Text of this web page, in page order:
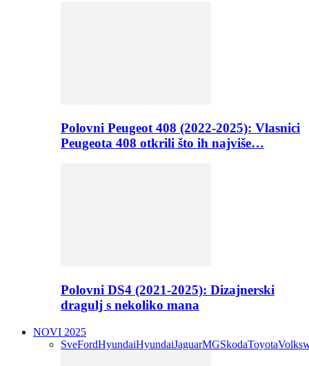
Polovni Peugeot 408 (2022-2025): Vlasnici
Peugeota 408 otkrili što ih najviše…
Polovni DS4 (2021-2025): Dizajnerski
dragulj s nekoliko mana
NOVI 2025
SveFordHyundaiHyundaiJaguarMGSkodaToyota